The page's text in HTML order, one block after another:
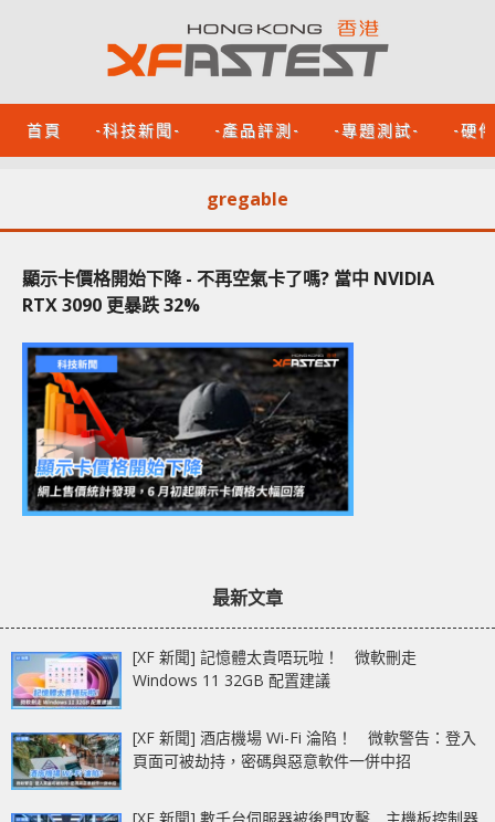
首頁 -科技新聞- -產品評測- -專題測試- -硬
gregable
顯示卡價格開始下降 - 不再空氣卡了嗎? 當中 NVIDIA
RTX 3090 更暴跌 32%
最新文章
[XF 新聞] 記憶體太貴唔玩啦！ 微軟刪走
Windows 11 32GB 配置建議
[XF 新聞] 酒店機場 Wi-Fi 淪陷！ 微軟警告：登入
頁面可被劫持，密碼與惡意軟件一併中招